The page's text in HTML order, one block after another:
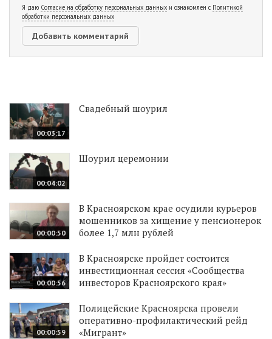
Я даю Согласие на обработку персональных данных и ознакомлен с Политикой
обработки персональных данных
00:03:17
Свадебный шоурил
00:04:02
Шоурил церемонии
00:00:50
В Красноярском крае осудили курьеров
мошенников за хищение у пенсионерок
более 1,7 млн рублей
00:00:56
В Красноярске пройдет состоится
инвестиционная сессия «Сообщества
инвесторов Красноярского края»
00:00:59
Полицейские Красноярска провели
оперативно-профилактический рейд
«Мигрант»